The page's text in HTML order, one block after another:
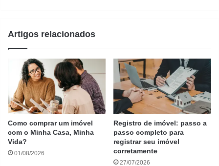
Artigos relacionados
Como comprar um imóvel
com o Minha Casa, Minha
Vida?
01/08/2026
Registro de imóvel: passo a
passo completo para
registrar seu imóvel
corretamente
27/07/2026